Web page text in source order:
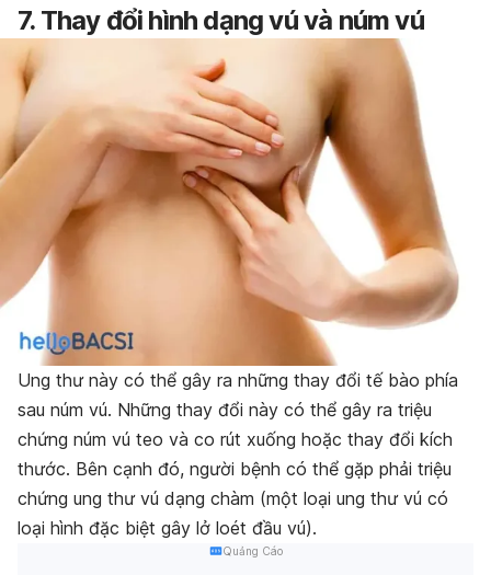
7. Thay đổi hình dạng vú và núm vú
Ung thư này có thể gây ra những thay đổi tế bào phía
sau núm vú. Những thay đổi này có thể gây ra triệu
chứng núm vú teo và co rút xuống hoặc thay đổi kích
thước. Bên cạnh đó, người bệnh có thể gặp phải triệu
chứng ung thư vú dạng chàm (một loại ung thư vú có
loại hình đặc biệt gây lở loét đầu vú).
Quảng Cáo